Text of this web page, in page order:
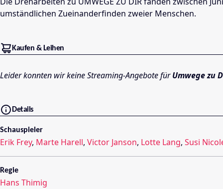
umständlichen Zueinanderfinden zweier Menschen.
Kaufen & Leihen
Leider konnten wir keine Streaming-Angebote fürUmwege zu
Details
Schauspieler
Erik Frey, Marte Harell, Victor Janson, Lotte Lang, Susi
Regie
Hans Thimig